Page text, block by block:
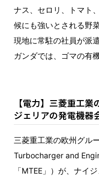
ナス、セロリ、トマト
候にも強いとされる野
現地に常駐の社員が派
ガンダでは、ゴマの有
【電力】三菱重工
ジェリアの発電機器
三菱重工業の欧州グル
Turbocharger and
「MTEE」）が、ナイ